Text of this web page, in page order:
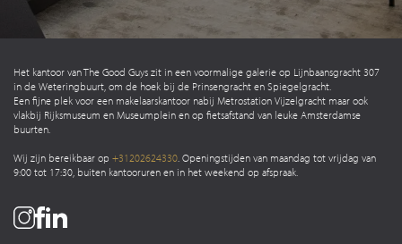
Het kantoor van The Good Guys zit in een voormalige galerie op Lijnbaansgracht 307
in de Weteringbuurt, om de hoek bij de Prinsengracht en Spiegelgracht.
Een fijne plek voor een makelaarskantoor nabij Metrostation Vijzelgracht maar ook
vlakbij Rijksmuseum en Museumplein en op fietsafstand van leuke Amsterdamse
buurten.
Wij zijn bereikbaar op +31202624330. Openingstijden van maandag tot vrijdag van
9:00 tot 17:30, buiten kantooruren en in het weekend op afspraak.